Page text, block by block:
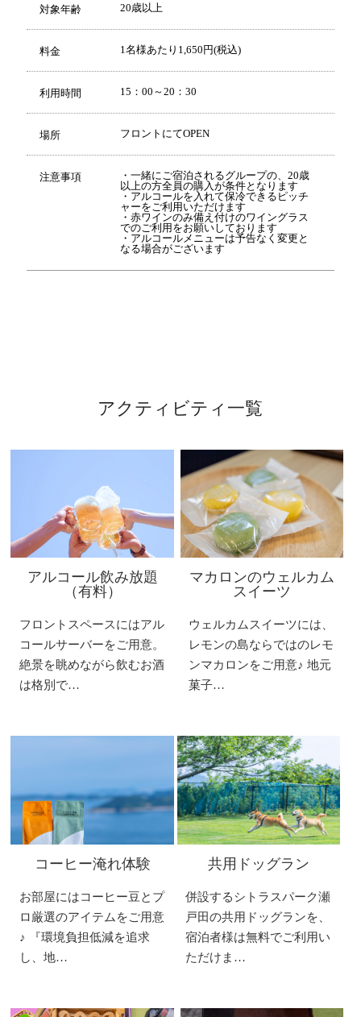
対象年齢 20歳以上
料金 1名様あたり1,650円(税込)
利用時間 15：00～20：30
場所 フロントにてOPEN
注意事項
・一緒にご宿泊されるグループの、20歳
以上の方全員の購入が条件となります
・アルコールを入れて保冷できるピッチ
ャーをご利用いただけます
・赤ワインのみ備え付けのワイングラス
でのご利用をお願いしております
・アルコールメニューは予告なく変更と
なる場合がございます
アクティビティ一覧
アルコール飲み放題
（有料）
フロントスペースにはアル
コールサーバーをご用意。
絶景を眺めながら飲むお酒
は格別で…
マカロンのウェルカム
スイーツ
ウェルカムスイーツには、
レモンの島ならではのレモ
ンマカロンをご用意♪ 地元
菓子…
コーヒー淹れ体験
お部屋にはコーヒー豆とプ
ロ厳選のアイテムをご用意
♪ 『環境負担低減を追求
し、地…
共用ドッグラン
併設するシトラスパーク瀬
戸田の共用ドッグランを、
宿泊者様は無料でご利用い
ただけま…